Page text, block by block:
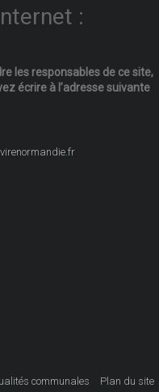
:
les responsables de ce site,
écrire à l’adresse suivante
communales Plan du site